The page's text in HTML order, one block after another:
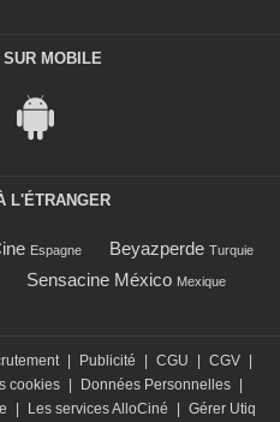
MOBILE
L'ÉTRANGER
Espagne Beyazperde Turquie
Sensacine México Mexique
| Publicité | CGU | CGV |
cookies | Données Personnelles |
| Les services AlloCiné | Gérer Utiq